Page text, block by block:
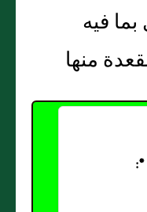
فيه
منها